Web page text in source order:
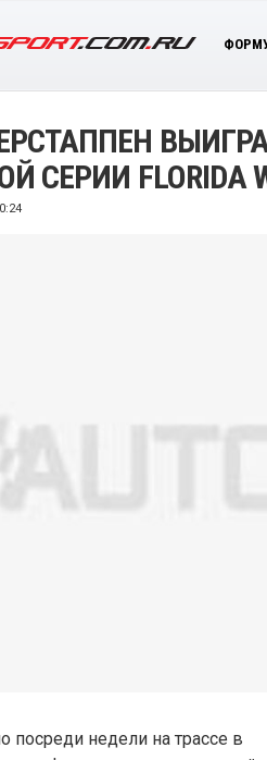
СЕРИИ FLORIDA
посреди недели на трассе в